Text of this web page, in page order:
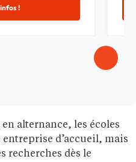
!
alternance, les écoles
d’accueil, mais
recherches dès le